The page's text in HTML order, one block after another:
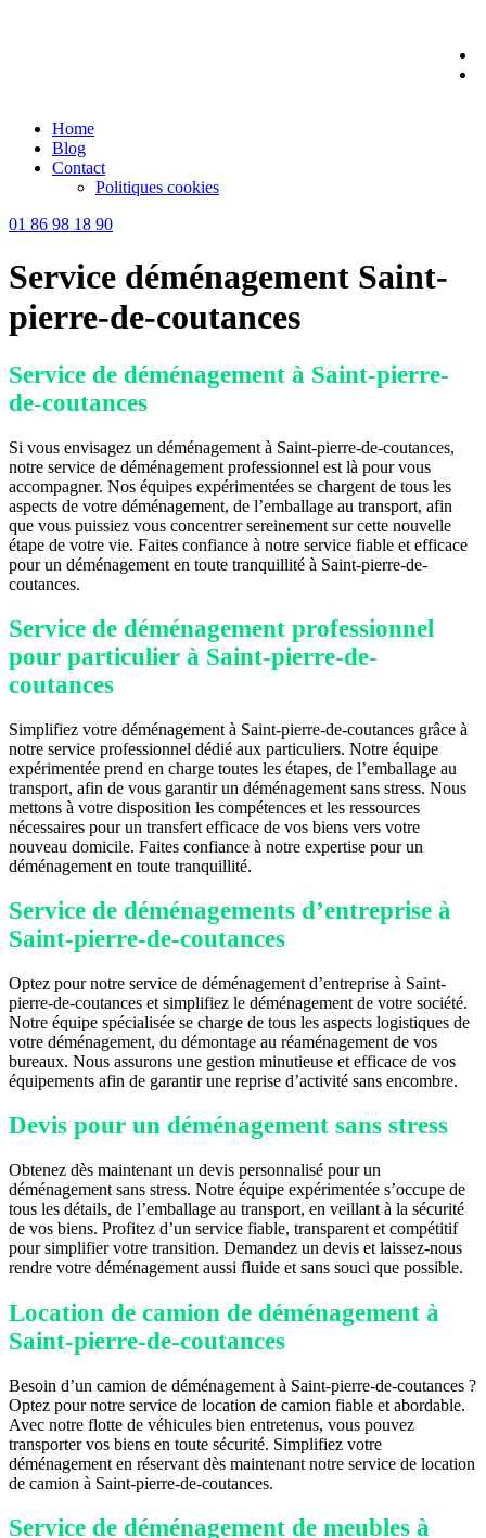
Home
Blog
Contact
Politiques cookies
01 86 98 18 90
Service déménagement Saint-
pierre-de-coutances
Service de déménagement à Saint-pierre-
de-coutances
Si vous envisagez un déménagement à Saint-pierre-de-coutances,
notre service de déménagement professionnel est là pour vous
accompagner. Nos équipes expérimentées se chargent de tous les
aspects de votre déménagement, de l’emballage au transport, afin
que vous puissiez vous concentrer sereinement sur cette nouvelle
étape de votre vie. Faites confiance à notre service fiable et efficace
pour un déménagement en toute tranquillité à Saint-pierre-de-
coutances.
Service de déménagement professionnel
pour particulier à Saint-pierre-de-
coutances
Simplifiez votre déménagement à Saint-pierre-de-coutances grâce à
notre service professionnel dédié aux particuliers. Notre équipe
expérimentée prend en charge toutes les étapes, de l’emballage au
transport, afin de vous garantir un déménagement sans stress. Nous
mettons à votre disposition les compétences et les ressources
nécessaires pour un transfert efficace de vos biens vers votre
nouveau domicile. Faites confiance à notre expertise pour un
déménagement en toute tranquillité.
Service de déménagements d’entreprise à
Saint-pierre-de-coutances
Optez pour notre service de déménagement d’entreprise à Saint-
pierre-de-coutances et simplifiez le déménagement de votre société.
Notre équipe spécialisée se charge de tous les aspects logistiques de
votre déménagement, du démontage au réaménagement de vos
bureaux. Nous assurons une gestion minutieuse et efficace de vos
équipements afin de garantir une reprise d’activité sans encombre.
Devis pour un déménagement sans stress
Obtenez dès maintenant un devis personnalisé pour un
déménagement sans stress. Notre équipe expérimentée s’occupe de
tous les détails, de l’emballage au transport, en veillant à la sécurité
de vos biens. Profitez d’un service fiable, transparent et compétitif
pour simplifier votre transition. Demandez un devis et laissez-nous
rendre votre déménagement aussi fluide et sans souci que possible.
Location de camion de déménagement à
Saint-pierre-de-coutances
Besoin d’un camion de déménagement à Saint-pierre-de-coutances ?
Optez pour notre service de location de camion fiable et abordable.
Avec notre flotte de véhicules bien entretenus, vous pouvez
transporter vos biens en toute sécurité. Simplifiez votre
déménagement en réservant dès maintenant notre service de location
de camion à Saint-pierre-de-coutances.
Service de déménagement de meubles à